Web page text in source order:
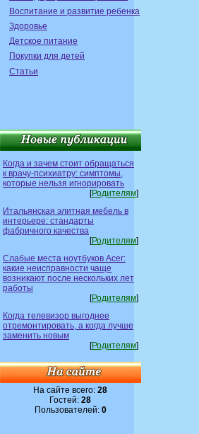
Воспитание и развитие ребенка
Здоровье
Детское питание
Покупки для детей
Статьи
Когда и зачем стоит обращаться
к врачу-психиатру: симптомы,
которые нельзя игнорировать
[Родителям]
Итальянская элитная мебель в
интерьере: стандарты
фабричного качества
[Родителям]
Слабые места ноутбуков Acer:
какие неисправности чаще
возникают после нескольких лет
работы
[Родителям]
Когда телевизор выгоднее
отремонтировать, а когда лучше
заменить новым
[Родителям]
На сайте всего:28
Гостей:28
Пользователей: 0